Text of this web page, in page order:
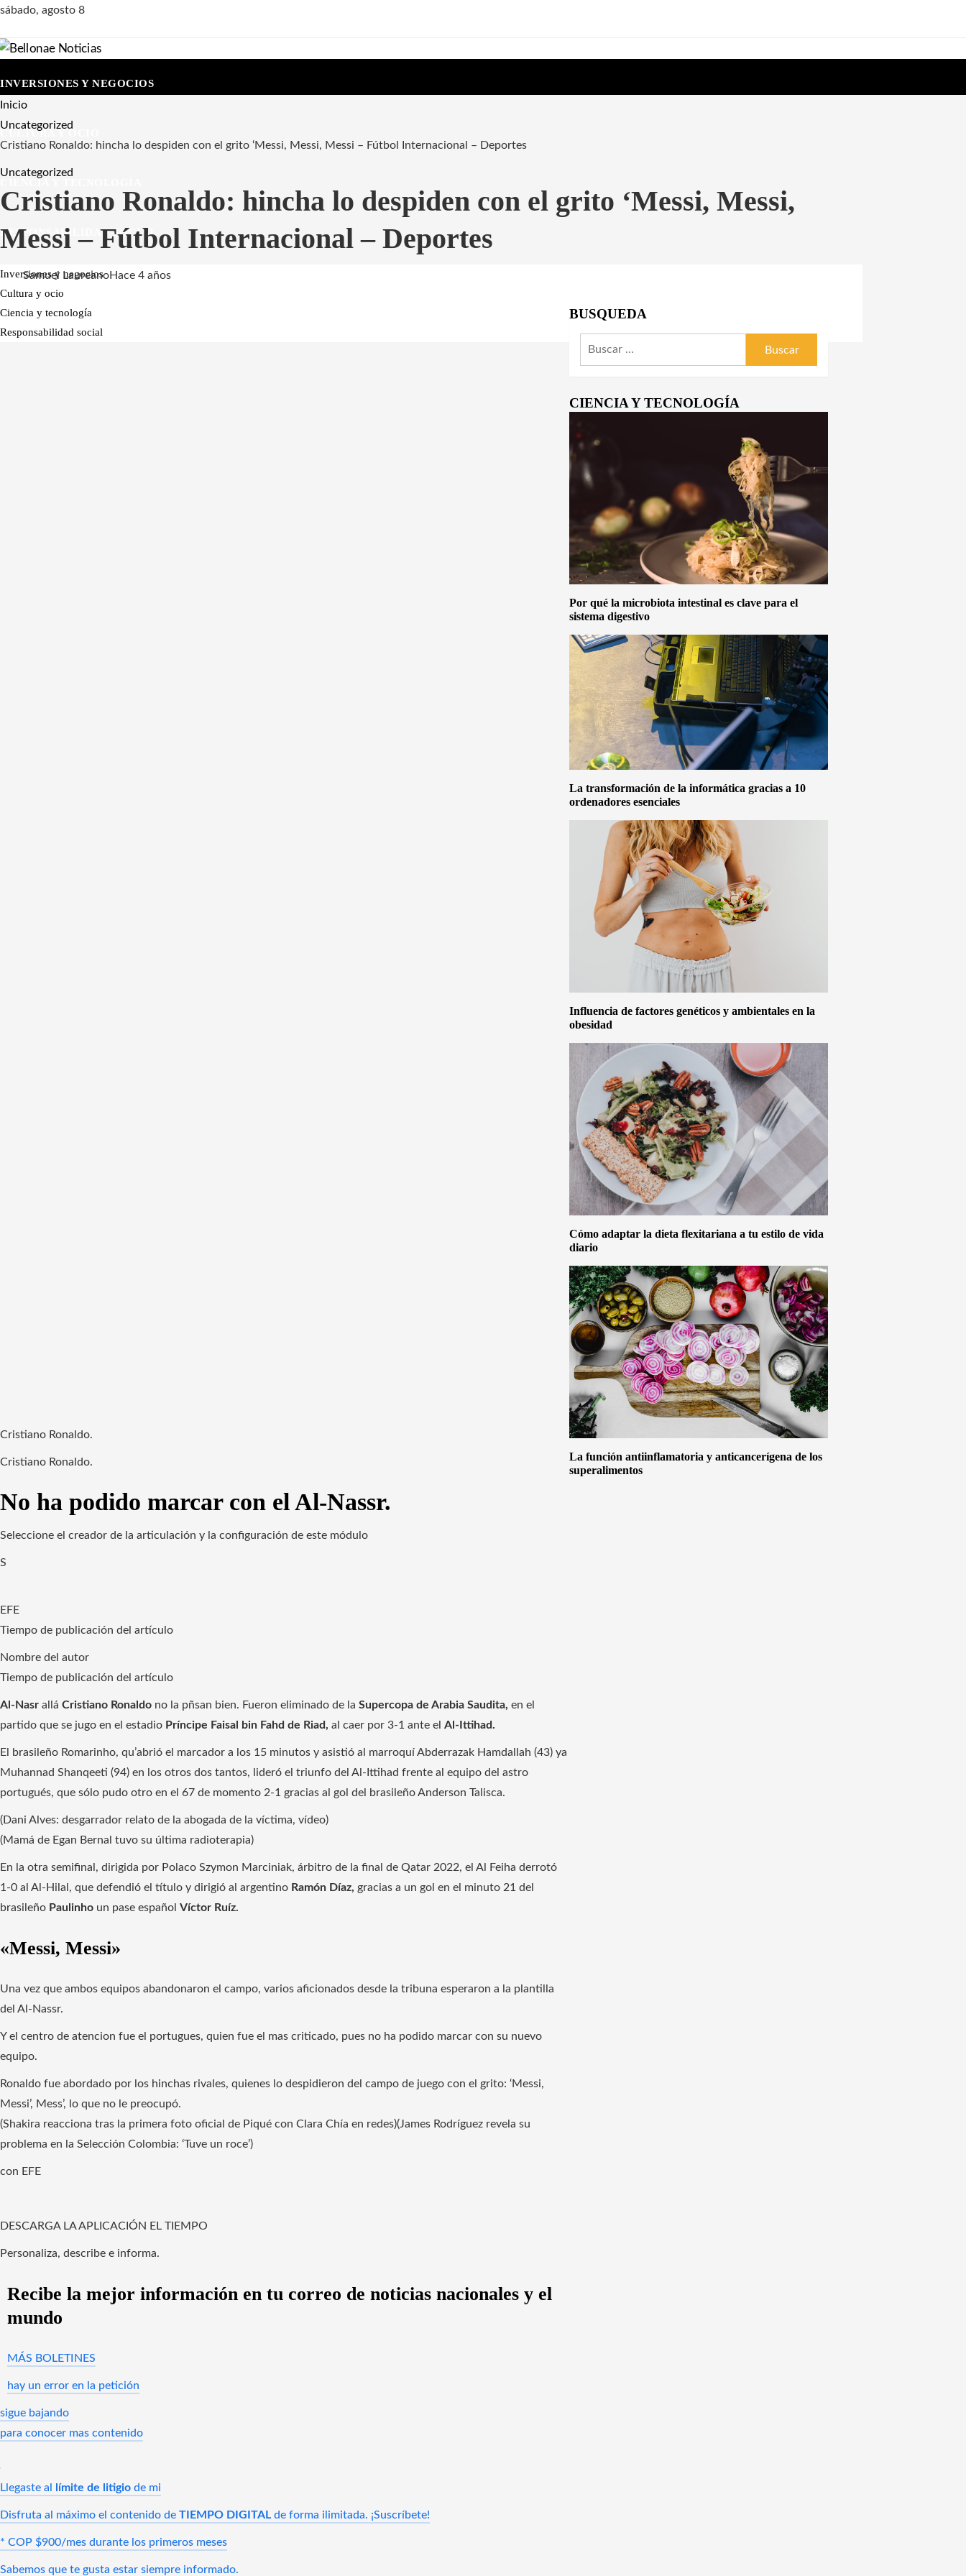
sábado, agosto 8
INVERSIONES Y NEGOCIOS
CULTURA Y OCIO
RESPONSABILIDAD SOCIAL
Inversiones y negocios
Cultura y ocio
Ciencia y tecnología
Responsabilidad social
Inicio
Uncategorized
Cristiano Ronaldo: hincha lo despiden con el grito ‘Messi, Messi, Messi – Fútbol Internacional – Deportes
Uncategorized
Cristiano Ronaldo: hincha lo despiden con el grito ‘Messi, Messi,
Messi – Fútbol Internacional – Deportes
Samuel LaureanoHace 4 años
Cristiano Ronaldo.
Cristiano Ronaldo.
No ha podido marcar con el Al-Nassr.
Seleccione el creador de la articulación y la configuración de este módulo
S
EFE
Tiempo de publicación del artículo
Nombre del autor
Tiempo de publicación del artículo
Al-Nasr allá Cristiano Ronaldo no la pñsan bien. Fueron eliminado de la Supercopa de Arabia Saudita, en el
partido que se jugo en el estadio Príncipe Faisal bin Fahd de Riad, al caer por 3-1 ante el Al-Ittihad.
El brasileño Romarinho, qu’abrió el marcador a los 15 minutos y asistió al marroquí Abderrazak Hamdallah (43) ya
Muhannad Shanqeeti (94) en los otros dos tantos, lideró el triunfo del Al-Ittihad frente al equipo del astro
portugués, que sólo pudo otro en el 67 de momento 2-1 gracias al gol del brasileño Anderson Talisca.
(Dani Alves: desgarrador relato de la abogada de la víctima, vídeo)
(Mamá de Egan Bernal tuvo su última radioterapia)
En la otra semifinal, dirigida por Polaco Szymon Marciniak, árbitro de la final de Qatar 2022, el Al Feiha derrotó
1-0 al Al-Hilal, que defendió el título y dirigió al argentino Ramón Díaz, gracias a un gol en el minuto 21 del
brasileño Paulinho un pase español Víctor Ruíz.
«Messi, Messi»
Una vez que ambos equipos abandonaron el campo, varios aficionados desde la tribuna esperaron a la plantilla
del Al-Nassr.
Y el centro de atencion fue el portugues, quien fue el mas criticado, pues no ha podido marcar con su nuevo
equipo.
Ronaldo fue abordado por los hinchas rivales, quienes lo despidieron del campo de juego con el grito: ‘Messi,
Messi’, Mess’, lo que no le preocupó.
(Shakira reacciona tras la primera foto oficial de Piqué con Clara Chía en redes)(James Rodríguez revela su
problema en la Selección Colombia: ‘Tuve un roce’)
con EFE
DESCARGA LA APLICACIÓN EL TIEMPO
Personaliza, describe e informa.
Recibe la mejor información en tu correo de noticias nacionales y el
mundo
MÁS BOLETINES
hay un error en la petición
sigue bajando
para conocer mas contenido
Llegaste al límite de litigio de mi
Disfruta al máximo el contenido de TIEMPO DIGITAL de forma ilimitada. ¡Suscríbete!
* COP $900/mes durante los primeros meses
Sabemos que te gusta estar siempre informado.
BUSQUEDA
Buscar:
CIENCIA Y TECNOLOGÍA
Por qué la microbiota intestinal es clave para el
sistema digestivo
La transformación de la informática gracias a 10
ordenadores esenciales
Influencia de factores genéticos y ambientales en la
obesidad
Cómo adaptar la dieta flexitariana a tu estilo de vida
diario
La función antiinflamatoria y anticancerígena de los
superalimentos